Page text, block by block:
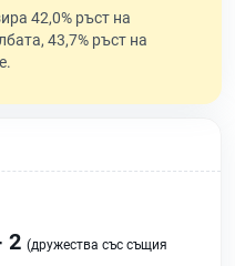
42,0% ръст на
43,7% ръст на
2 (дружества със същия